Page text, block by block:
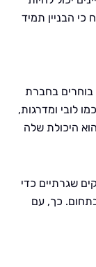
הבניין תמיד
בוחרים בחברת
לובי ומדרגות,
היכולת שלה
שגרתיים כדי
כך, עם